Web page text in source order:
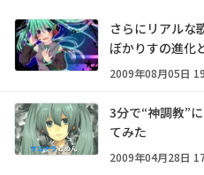
さらにリアルな
ぼかりすの進化
2009年08月05日
3分で“神調教”
てみた
2009年04月28日